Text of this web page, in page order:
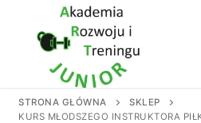
Szukaj:
STRONA GŁÓWNA
SKLEP
KURS MŁODSZEGO INSTRUKTORA